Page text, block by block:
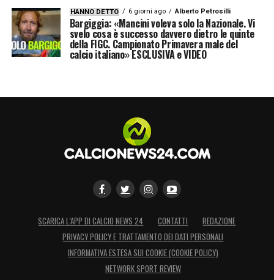
HANNO DETTO 6 giorni ago Alberto Petrosilli
Bargiggia: «Mancini voleva solo la Nazionale. Vi
svelo cosa è successo davvero dietro le quinte
della FIGC. Campionato Primavera male del
calcio italiano» ESCLUSIVA e VIDEO
SCARICA L’APP DI CALCIO NEWS 24 CONTATTI
REDAZIONE
PRIVACY POLICY E TRATTAMENTO DEI DATI PERSONALI
INFORMATIVA ESTESA SUI COOKIE (COOKIE POLICY)
NETWORK SPORT REVIEW